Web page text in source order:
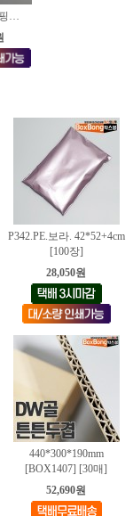
R606.루프쇼핑백.진핑크 [3종]
P342.PE.보라. 42*52+4cm
[100장]
28,050원
440*300*190mm
[BOX1407] [30매]
52,690원